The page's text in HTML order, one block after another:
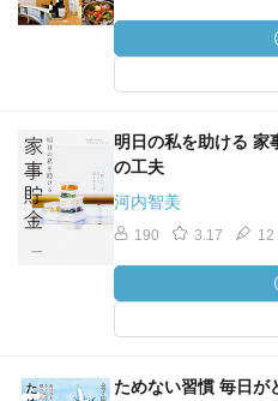
明日の私を助ける 家
の工夫
河内智美
190 3.17 12
ためない習慣 毎日が